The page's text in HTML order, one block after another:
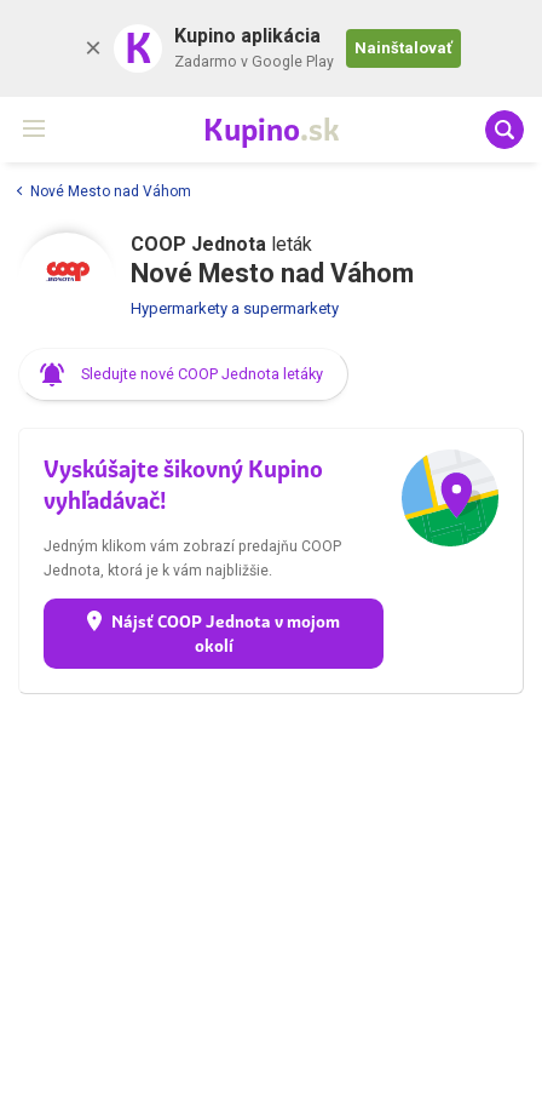
K Kupino aplikácia
Zadarmo v Google Play
Nainštalovať
Kupino.sk
Nové Mesto nad Váhom
COOP Jednota leták
Nové Mesto nad Váhom
Hypermarkety a supermarkety
Sledujte nové COOP Jednota letáky
Vyskúšajte šikovný Kupino
vyhľadávač!
Jedným klikom vám zobrazí predajňu COOP
Jednota, ktorá je k vám najbližšie.
okolí